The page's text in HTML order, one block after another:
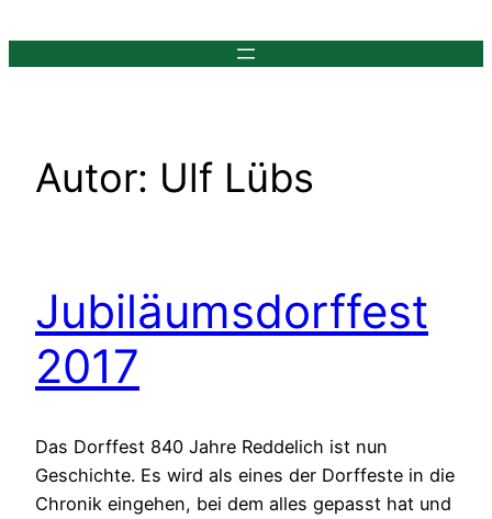
Autor: Ulf Lübs
Jubiläumsdorffest
2017
Das Dorffest 840 Jahre Reddelich ist nun
Geschichte. Es wird als eines der Dorffeste in die
Chronik eingehen, bei dem alles gepasst hat und